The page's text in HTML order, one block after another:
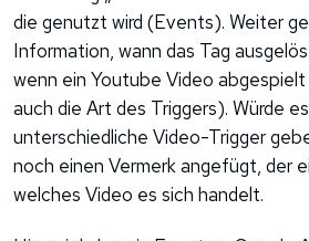
die genutzt wird (Events). Weiter
Information, wann das Tag
wenn ein Youtube Video
auch die Art des Triggers). Würde
unterschiedliche Video-Trigger
noch einen Vermerk angefügt, der
welches Video es sich handelt.